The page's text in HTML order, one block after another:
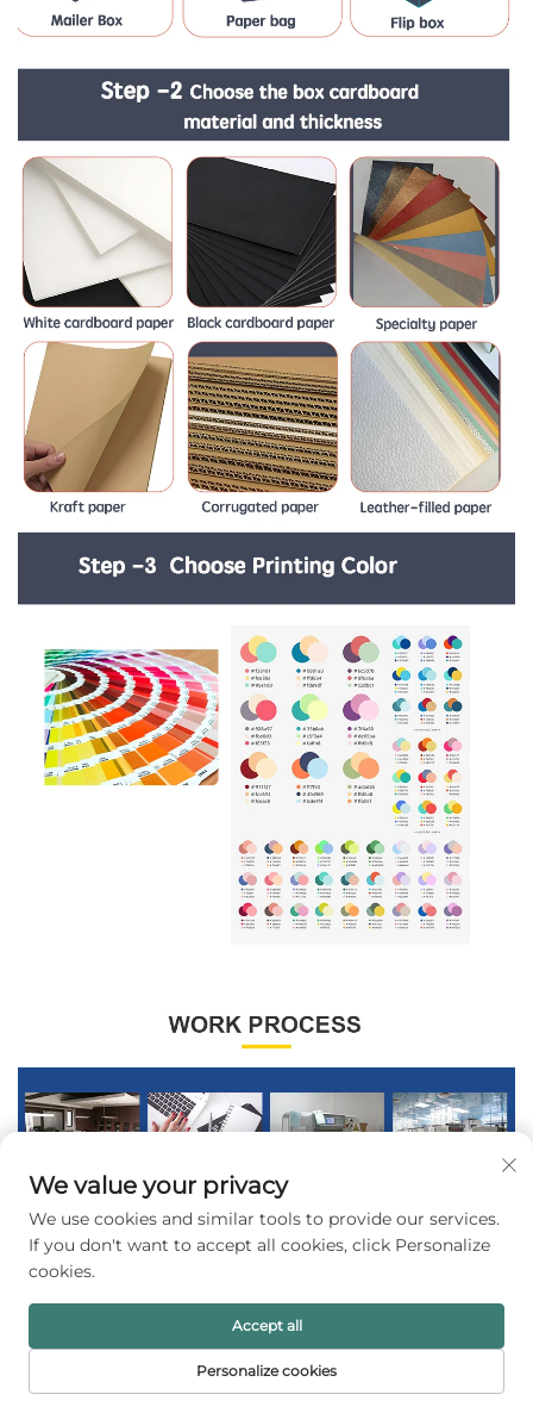
We value your privacy
We use cookies and similar tools to provide our services.
If you don't want to accept all cookies, click Personalize
cookies.
Personalize cookies
Accept all